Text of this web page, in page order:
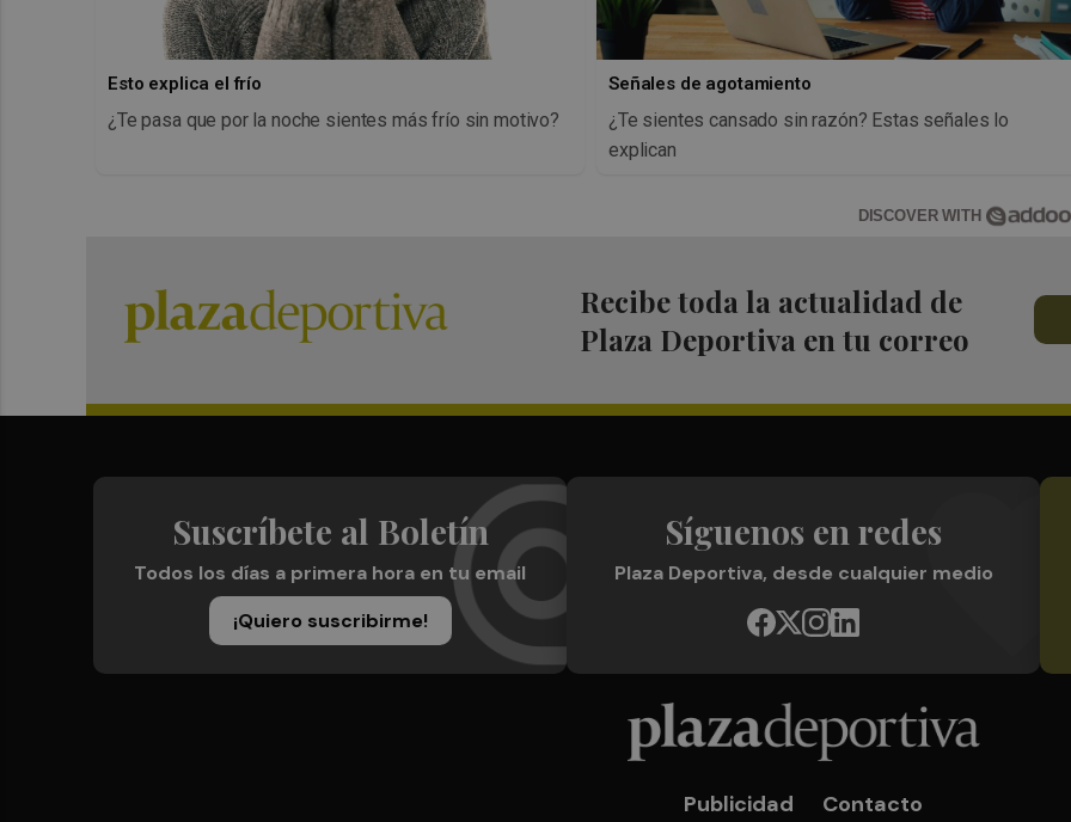
Esto explica el frío
¿Te pasa que por la noche sientes más frío sin motivo?
Señales de agotamiento
¿Te sientes cansado sin razón? Estas señales lo
explican
DISCOVER WITH
Recibe toda la actualidad de
Plaza Deportiva en tu correo
Suscríbete al Boletín
Todos los días a primera hora en tu email
¡Quiero suscribirme!
Síguenos en redes
Plaza Deportiva, desde cualquier medio
Publicidad Contacto